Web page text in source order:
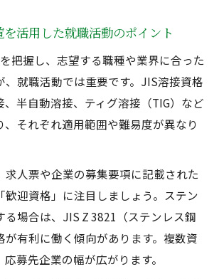
活用した就職活動のポイント
把握し、志望する職種や業界に合った
、就職活動では重要です。JIS溶接資格
、半自動溶接、ティグ溶接（TIG）など
、それぞれ適用範囲や難易度が異なり
求人票や企業の募集要項に記載された
歓迎資格」に注目しましょう。ステン
る場合は、JIS Z 3821（ステンレス鋼
が有利に働く傾向があります。複数資
募先企業の幅が広がります。